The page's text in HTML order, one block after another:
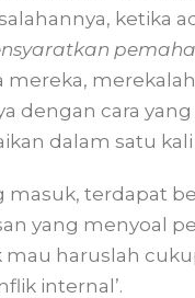
ketika
dengan cara
dalam satu
masuk, terdapat
yang menyoal
haruslah
internal’.